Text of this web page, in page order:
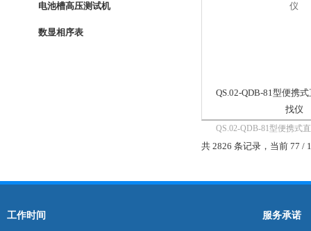
电池槽高压测试机
数显相序表
QS.02-QDB-81型便携
找仪
QS.02-QDB-81型便携式
仪：安全可靠：接地信号
断更直观明了。
共 2826 条记录，当前 77 /
工作时间 服务承诺